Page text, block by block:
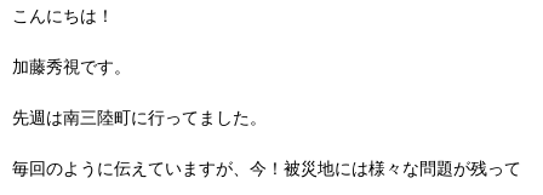
こんにちは！
加藤秀視です。
先週は南三陸町に行ってました。
毎回のように伝えていますが、今！被災地には様々な問題が残って